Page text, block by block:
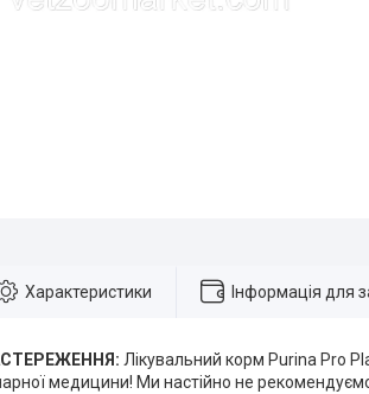
Характеристики Інформація для
Лікувальний корм Purina Pro
медицини! Ми настійно не